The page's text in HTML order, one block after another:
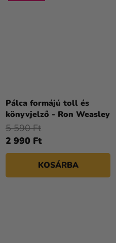
Pálca formájú toll és
könyvjelző - Ron Weasley
2 990 Ft
5 590 Ft
KOSÁRBA